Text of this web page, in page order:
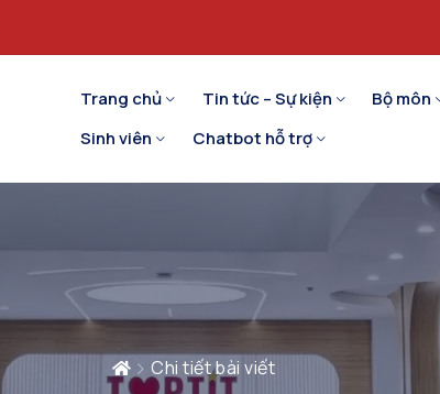
Trang chủ Tin tức – Sự kiện Bộ môn
Sinh viên
Chatbot hỗ trợ
Chi tiết bài viết